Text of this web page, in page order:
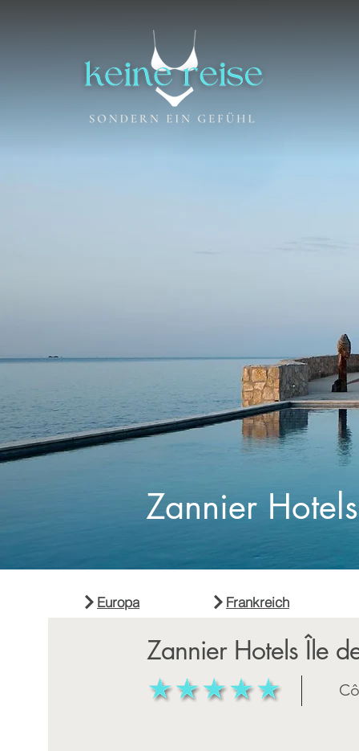
Zannier
Zannier Hotels Île
Frankreich
Europa